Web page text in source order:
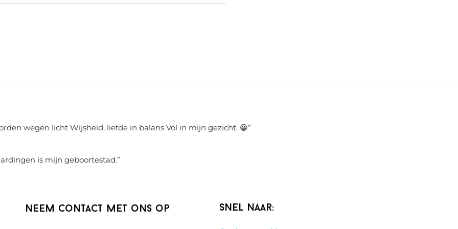
wegen licht Wijsheid, liefde in balans Vol in mijn gezicht. 😀”
is mijn geboortestad.”
Neem contact met ons op Snel naar: